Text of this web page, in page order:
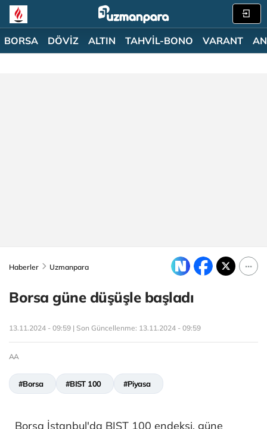
BORSA DÖVİZ ALTIN TAHVİL-BONO VARANT
Haberler Uzmanpara
Borsa güne düşüşle başladı
13.11.2024 - 09:59 | Son Güncellenme: 13.11.2024 - 09:59
AA
#Borsa #BIST 100 #Piyasa
Borsa İstanbul'da BIST 100 endeksi, güne